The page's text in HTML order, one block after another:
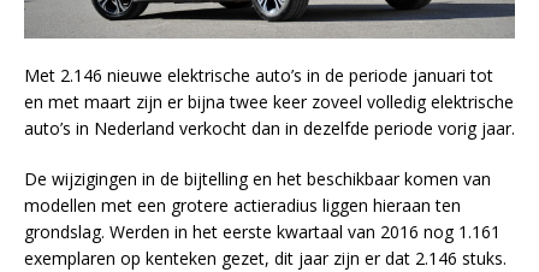
Met 2.146 nieuwe elektrische auto’s in de periode januari tot
en met maart zijn er bijna twee keer zoveel volledig elektrische
auto’s in Nederland verkocht dan in dezelfde periode vorig jaar.
De wijzigingen in de bijtelling en het beschikbaar komen van
modellen met een grotere actieradius liggen hieraan ten
grondslag. Werden in het eerste kwartaal van 2016 nog 1.161
exemplaren op kenteken gezet, dit jaar zijn er dat 2.146 stuks.